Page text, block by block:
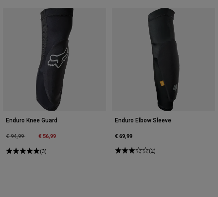
Enduro Knee Guard
Price reduced from
€ 94,99to € 56,99
(3)
Enduro Elbow Sleeve
€ 69,99
(2)